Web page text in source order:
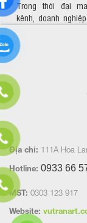
Pháp Quảng
Hiệu Hiệu Quả
Ngày
Trong thời đại
kênh, doanh
Địa chỉ: 111A Hoa
Hotline: 0933 66
MST: 0303 123 917
Website: